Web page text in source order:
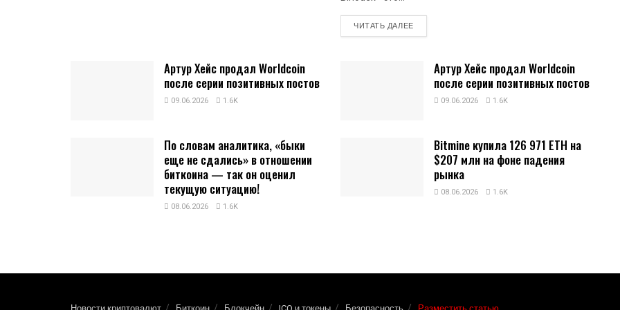
ЧИТАТЬ ДАЛЕЕDETAILS
Артур Хейс продал Worldcoin
после серии позитивных постов
09.06.2026 1.6K
Артур Хейс продал Worldcoin
после серии позитивных постов
09.06.2026 1.6K
По словам аналитика, «быки
еще не сдались» в отношении
биткоина — так он оценил
текущую ситуацию!
08.06.2026 1.6K
Bitmine купила 126 971 ETH на
$207 млн на фоне падения
рынка
08.06.2026 1.6K